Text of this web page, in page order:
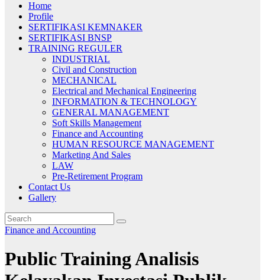
Home
Profile
SERTIFIKASI KEMNAKER
SERTIFIKASI BNSP
TRAINING REGULER
INDUSTRIAL
Civil and Construction
MECHANICAL
Electrical and Mechanical Engineering
INFORMATION & TECHNOLOGY
GENERAL MANAGEMENT
Soft Skills Management
Finance and Accounting
HUMAN RESOURCE MANAGEMENT
Marketing And Sales
LAW
Pre-Retirement Program
Contact Us
Gallery
Finance and Accounting
Public Training Analisis